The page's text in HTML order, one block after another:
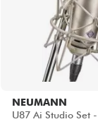
NEUMANN
U87 Ai Studio Set